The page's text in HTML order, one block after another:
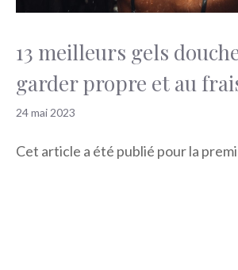
13 meilleurs gels
garder propre et au
24 mai 2023
Cet article a été publié pour la